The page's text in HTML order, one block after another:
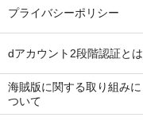
プライバシーポリシー
dアカウント2段階認証とは
海賊版に関する取り組みに
ついて